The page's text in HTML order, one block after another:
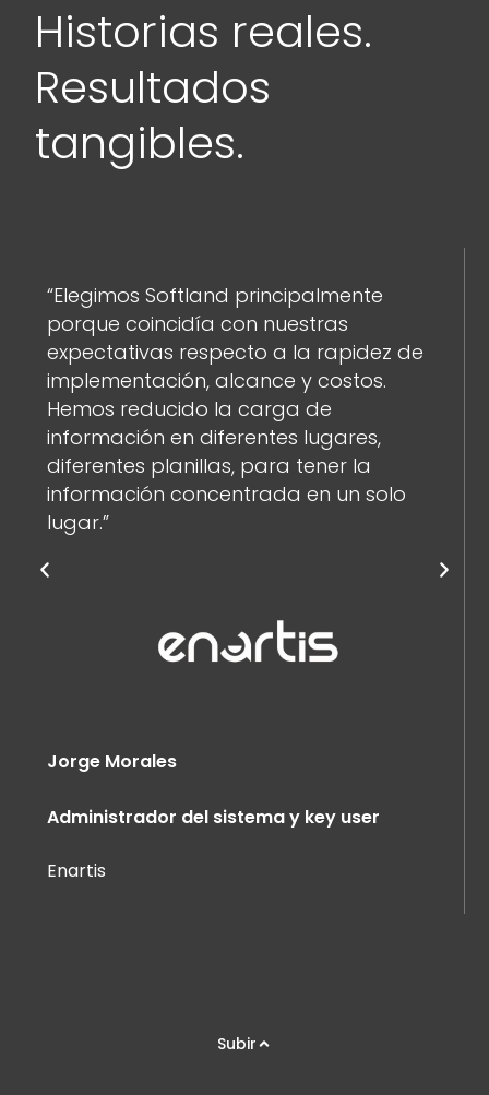
Historias reales.
Resultados
tangibles.
“Elegimos Softland principalmente
porque coincidía con nuestras
expectativas respecto a la rapidez de
implementación, alcance y costos.
Hemos reducido la carga de
información en diferentes lugares,
diferentes planillas, para tener la
información concentrada en un solo
lugar.”
Jorge Morales
Administrador del sistema y key user
Enartis
Subir